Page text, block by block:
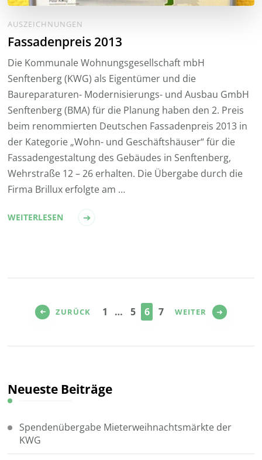
AUSZEICHNUNGEN
Fassadenpreis 2013
Die Kommunale Wohnungsgesellschaft mbH
Senftenberg (KWG) als Eigentümer und die
Baureparaturen- Modernisierungs- und Ausbau GmbH
Senftenberg (BMA) für die Planung haben den 2. Preis
beim renommierten Deutschen Fassadenpreis 2013 in
der Kategorie „Wohn- und Geschäftshäuser“ für die
Fassadengestaltung des Gebäudes in Senftenberg,
Wehrstraße 12 – 26 erhalten. Die Übergabe durch die
Firma Brillux erfolgte am …
WEITERLESEN
der
ZURÜCK SEITE
1 … SEITE
5 SEITE
6 SEITE
7 WEITER
Neueste Beiträge
Spendenübergabe Mieterweihnachtsmärkte der
KWG